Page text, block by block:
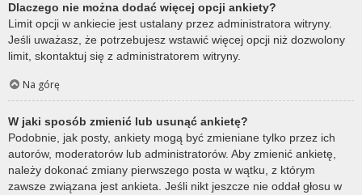
Dlaczego nie można dodać więcej opcji ankiety?
Limit opcji w ankiecie jest ustalany przez administratora witryny.
Jeśli uważasz, że potrzebujesz wstawić więcej opcji niż dozwolony
limit, skontaktuj się z administratorem witryny.
Na górę
W jaki sposób zmienić lub usunąć ankietę?
Podobnie, jak posty, ankiety mogą być zmieniane tylko przez ich
autorów, moderatorów lub administratorów. Aby zmienić ankietę,
należy dokonać zmiany pierwszego posta w wątku, z którym
zawsze związana jest ankieta. Jeśli nikt jeszcze nie oddał głosu w